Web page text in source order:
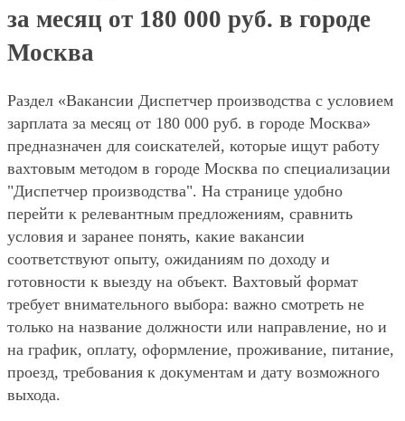
за месяц от 180 000 руб. в городе
Москва
Раздел «Вакансии Диспетчер производства с условием
зарплата за месяц от 180 000 руб. в городе Москва»
предназначен для соискателей, которые ищут работу
вахтовым методом в городе Москва по специализации
"Диспетчер производства". На странице удобно
перейти к релевантным предложениям, сравнить
условия и заранее понять, какие вакансии
соответствуют опыту, ожиданиям по доходу и
готовности к выезду на объект. Вахтовый формат
требует внимательного выбора: важно смотреть не
только на название должности или направление, но и
на график, оплату, оформление, проживание, питание,
проезд, требования к документам и дату возможного
выхода.